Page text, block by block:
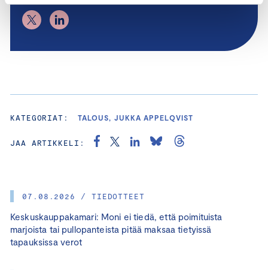
07.08.2026 / TIEDOTTEET
Keskuskauppakamari: Moni ei tiedä, että poimituista
marjoista tai pullopanteista pitää maksaa tietyissä
tapauksissa verot
KATEGORIAT: TALOUS, JUKKA APPELQVIST
JAA ARTIKKELI: